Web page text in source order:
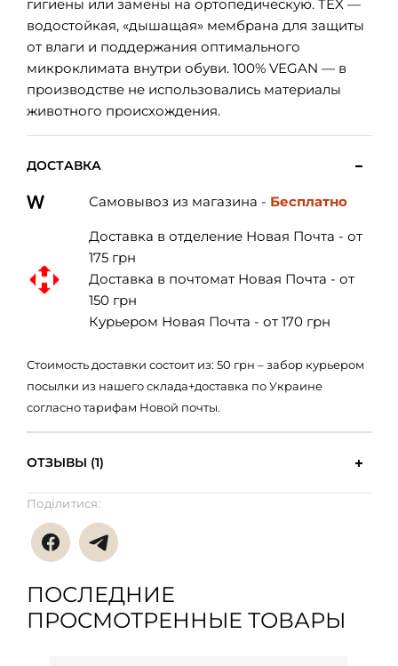
гигиены или замены на ортопедическую. TEX —
водостойкая, «дышащая» мембрана для защиты
от влаги и поддержания оптимального
микроклимата внутри обуви. 100% VEGAN — в
производстве не использовались материалы
животного происхождения.
ДОСТАВКА
Самовывоз из магазина - Бесплатно
Доставка в отделение Новая Почта - от
175 грн
Доставка в почтомат Новая Почта - от
150 грн
Курьером Новая Почта - от 170 грн
Стоимость доставки состоит из: 50 грн – забор курьером
посылки из нашего склада+доставка по Украине
согласно тарифам Новой почты.
ОТЗЫВЫ (1)
Поділитися:
ПОСЛЕДНИЕ
ПРОСМОТРЕННЫЕ ТОВАРЫ